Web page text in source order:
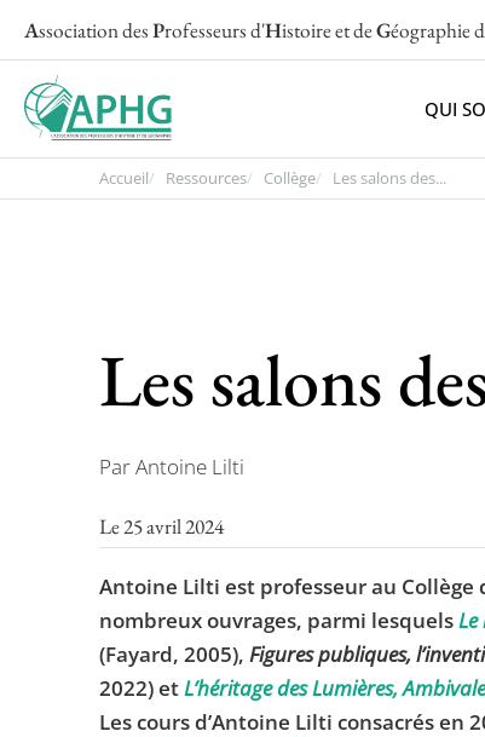
Association desProfesseurs d'Histoire et deGéographie
QUI
Accueil Ressources Collège Les salons des...
Les salons
Par Antoine Lilti
Le 25 avril 2024
Antoine Lilti est professeur au Collège
nombreux ouvrages, parmi lesquels
(Fayard, 2005), Figures publiques,
2022) etL’héritage des Lumières,
Les cours d’Antoine Lilti consacrés en